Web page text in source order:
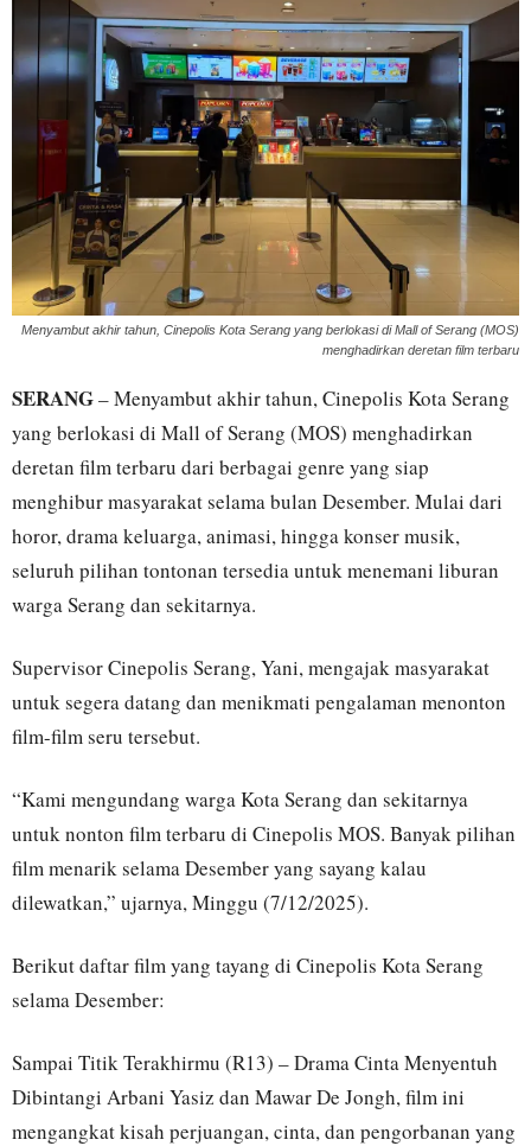
Menyambut akhir tahun, Cinepolis Kota Serang yang berlokasi di Mall of Serang (MOS)
menghadirkan deretan film terbaru
SERANG– Menyambut akhir tahun, Cinepolis Kota Serang
yang berlokasi di Mall of Serang (MOS) menghadirkan
deretan film terbaru dari berbagai genre yang siap
menghibur masyarakat selama bulan Desember. Mulai dari
horor, drama keluarga, animasi, hingga konser musik,
seluruh pilihan tontonan tersedia untuk menemani liburan
warga Serang dan sekitarnya.
Supervisor Cinepolis Serang, Yani, mengajak masyarakat
untuk segera datang dan menikmati pengalaman menonton
film-film seru tersebut.
“Kami mengundang warga Kota Serang dan sekitarnya
untuk nonton film terbaru di Cinepolis MOS. Banyak pilihan
film menarik selama Desember yang sayang kalau
dilewatkan,” ujarnya, Minggu (7/12/2025).
Berikut daftar film yang tayang di Cinepolis Kota Serang
selama Desember:
Sampai Titik Terakhirmu (R13) – Drama Cinta Menyentuh
Dibintangi Arbani Yasiz dan Mawar De Jongh, film ini
mengangkat kisah perjuangan, cinta, dan pengorbanan yang